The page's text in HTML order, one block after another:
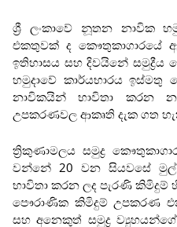
ශ්‍රී ලංකාවේ නූතන නාවික
එකතුවක් ද කෞතුකාගාරයේ
ඉතිහාසය සහ දිවයිනේ සමුද්‍රීය
හමුදාවේ කාර්යභාරය ඉස්මතු
නාවිකයින් භාවිතා කරන
උපකරණවල ආකෘති දැක ගත
ත්‍රිකුණාමලය සමුද්‍ර
වන්නේ 20 වන සියවසේ
භාවිතා කරන ලද පැරණි
පෞරාණික කිමිදුම් උපකරණ
සහ අනෙකුත් සමුද්‍ර